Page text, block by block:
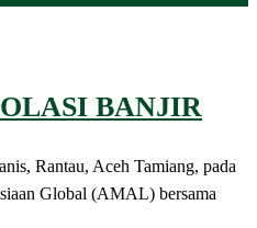
BANJIR
Rantau, Aceh Tamiang, pada
Global (AMAL) bersama